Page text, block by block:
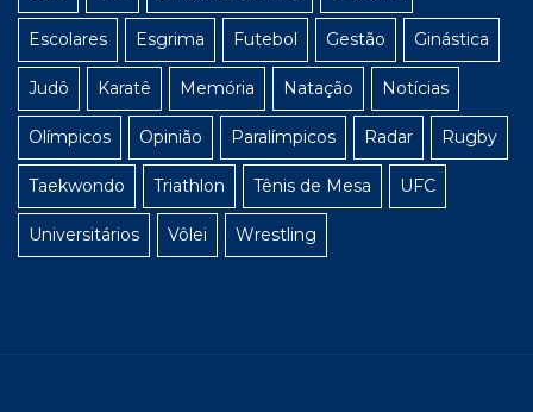
Escolares Esgrima Futebol Gestão Ginástica
Judô Karatê Memória Natação Notícias
Olímpicos Opinião Paralímpicos Radar Rugby
Taekwondo Triathlon Tênis de Mesa UFC
Universitários Vôlei Wrestling